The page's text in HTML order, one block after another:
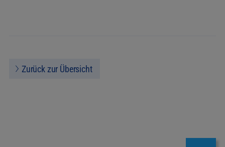
Zurück zur Übersicht